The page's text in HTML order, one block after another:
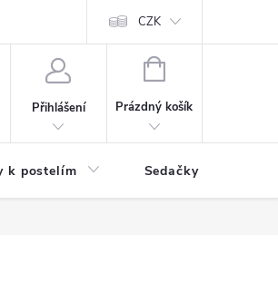
Podmínky ochrany osobních údajů
CZK
Přihlášení
NÁKUPNÍ
Prázdný košík
k postelím Sedačky